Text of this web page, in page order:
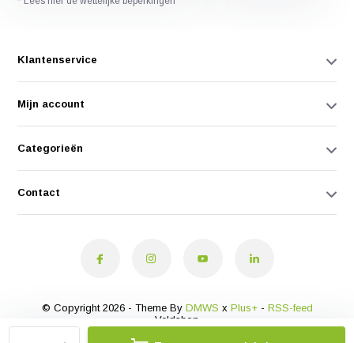
Klantenservice
Mijn account
Categorieën
Contact
© Copyright 2026 - Theme By DMWS x Plus+- RSS-feed
Veldshop